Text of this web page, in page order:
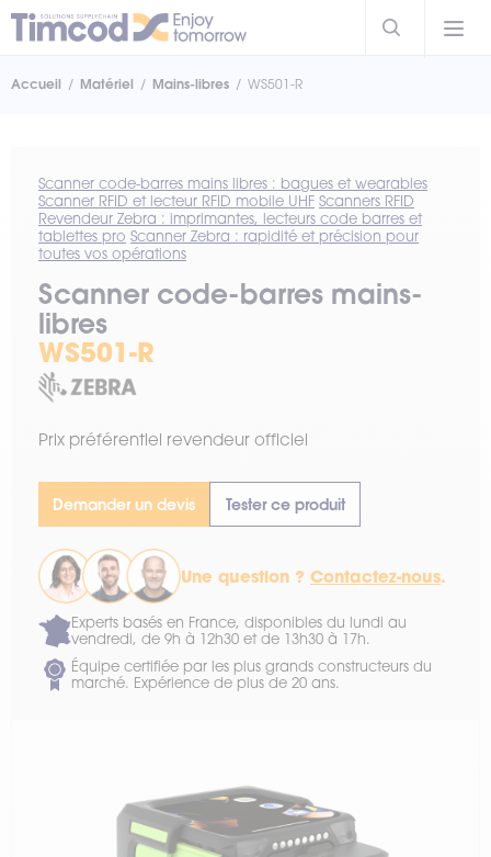
Accueil Matériel Mains-libres WS501-R
Scanner code-barres mains libres : bagues et wearables
Scanner RFID et lecteur RFID mobile UHF Scanners RFID
Revendeur Zebra : imprimantes, lecteurs code barres et
tablettes pro Scanner Zebra : rapidité et précision pour
toutes vos opérations
Scanner code-barres mains-
libres
WS501-R
Prix préférentiel revendeur officiel
Demander un devis Tester ce produit
Une question ? Contactez-nous.
Experts basés en France, disponibles du lundi au
vendredi, de 9h à 12h30 et de 13h30 à 17h.
Équipe certifiée par les plus grands constructeurs du
marché. Expérience de plus de 20 ans.